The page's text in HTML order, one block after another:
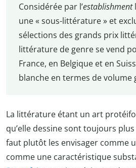
Considérée par l’establishment
une « sous-littérature » et
sélections des grands prix
littérature de genre se vend
France, en Belgique et en
blanche en termes de volume
La littérature étant un art
qu’elle dessine sont toujours
faut plutôt les envisager comme
comme une caractéristique